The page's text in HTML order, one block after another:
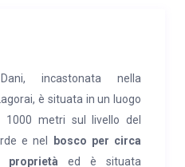
incastonata nella
è situata in un luogo
metri sul livello del
e nel
bosco per circa
ed è situata